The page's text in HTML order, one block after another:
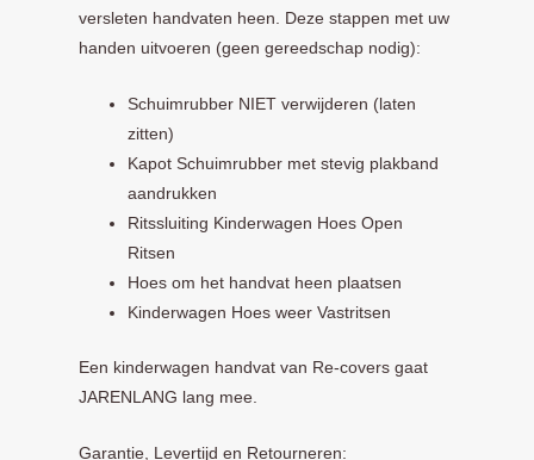
versleten handvaten heen. Deze stappen met uw
handen uitvoeren (geen gereedschap nodig):
Schuimrubber NIET verwijderen (laten
zitten)
Kapot Schuimrubber met stevig plakband
aandrukken
Ritssluiting Kinderwagen Hoes Open
Ritsen
Hoes om het handvat heen plaatsen
Kinderwagen Hoes weer Vastritsen
Een kinderwagen handvat van Re-covers gaat
JARENLANG lang mee.
Garantie, Levertijd en Retourneren: